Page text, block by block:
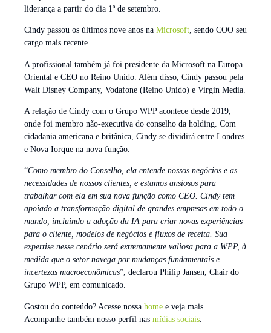
liderança a partir do dia 1º de setembro.
Cindy passou os últimos nove anos na Microsoft, sendo COO seu
cargo mais recente.
A profissional também já foi presidente da Microsoft na Europa
Oriental e CEO no Reino Unido. Além disso, Cindy passou pela
Walt Disney Company, Vodafone (Reino Unido) e Virgin Media.
A relação de Cindy com o Grupo WPP acontece desde 2019,
onde foi membro não-executiva do conselho da holding. Com
cidadania americana e britânica, Cindy se dividirá entre Londres
e Nova Iorque na nova função.
“Como membro do Conselho, ela entende nossos negócios e as
necessidades de nossos clientes, e estamos ansiosos para
trabalhar com ela em sua nova função como CEO. Cindy tem
apoiado a transformação digital de grandes empresas em todo o
mundo, incluindo a adoção da IA para criar novas experiências
para o cliente, modelos de negócios e fluxos de receita. Sua
expertise nesse cenário será extremamente valiosa para a WPP, à
medida que o setor navega por mudanças fundamentais e
incertezas macroeconômicas”, declarou Philip Jansen, Chair do
Grupo WPP, em comunicado.
Gostou do conteúdo? Acesse nossa home e veja mais.
Acompanhe também nosso perfil nas mídias sociais